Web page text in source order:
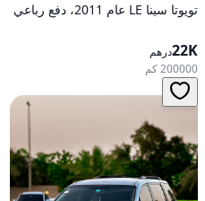
تويوتا سينا LE عام 2011، دفع رباعي
22Kدرهم
200000 كم